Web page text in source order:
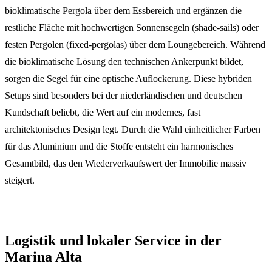
bioklimatische Pergola über dem Essbereich und ergänzen die
restliche Fläche mit hochwertigen Sonnensegeln (shade-sails) oder
festen Pergolen (fixed-pergolas) über dem Loungebereich. Während
die bioklimatische Lösung den technischen Ankerpunkt bildet,
sorgen die Segel für eine optische Auflockerung. Diese hybriden
Setups sind besonders bei der niederländischen und deutschen
Kundschaft beliebt, die Wert auf ein modernes, fast
architektonisches Design legt. Durch die Wahl einheitlicher Farben
für das Aluminium und die Stoffe entsteht ein harmonisches
Gesamtbild, das den Wiederverkaufswert der Immobilie massiv
steigert.
Logistik und lokaler Service in der
Marina Alta